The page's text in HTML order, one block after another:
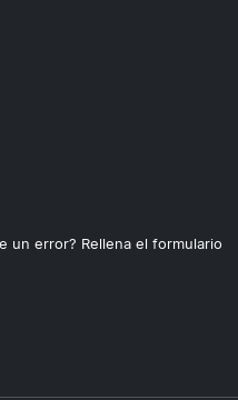
un error? Rellena el formulario